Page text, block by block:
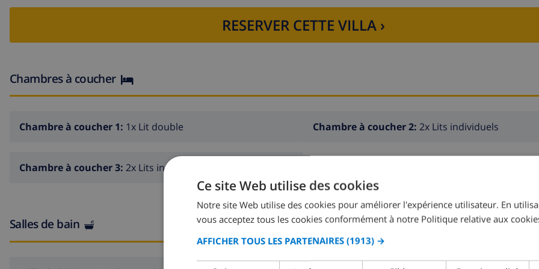
RESERVER CETTE VILLA ›
Chambres à coucher
Chambre à coucher 1: 1x Lit double Chambre à coucher 2: 2x Lits individuels
Chambre à coucher 3: 2x Lits individuels
Salles de bain
Ce site Web utilise des cookies
Notre site Web utilise des cookies pour améliorer l'expérience utilisateur. En
vous acceptez tous les cookies conformément à notre Politique relative aux
AFFICHER TOUS LES PARTENAIRES (1913) →